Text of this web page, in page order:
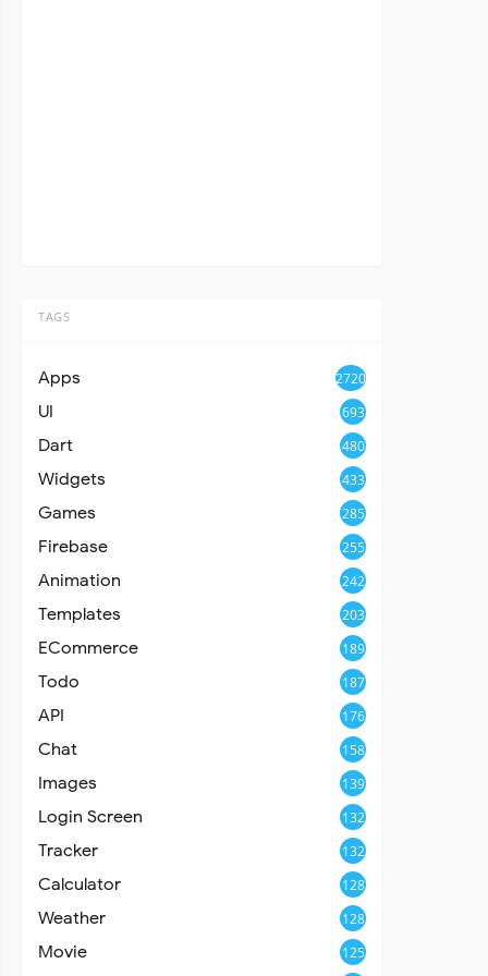
TAGS
Apps 2720
UI 693
Dart 480
Widgets 433
Games 285
Firebase 255
Animation 242
Templates 203
ECommerce 189
Todo 187
API 176
Chat 158
Images 139
Login Screen 132
Tracker 132
Calculator 128
Weather 128
Movie 125